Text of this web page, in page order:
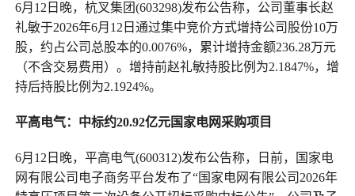
6月12日晚，杭叉集团(603298)发布公告称，公司董事长赵
礼敏于2026年6月12日通过集中竞价方式增持公司股份10万
股，约占公司总股本的0.0076%，累计增持金额236.28万元
（不含交易费用）。增持前赵礼敏持股比例为2.1847%，增
持后持股比例为2.1924%。
平高电气：中标约20.92亿元国家电网采购项目
6月12日晚，平高电气(600312)发布公告称，日前，国家电
网有限公司电子商务平台发布了“国家电网有限公司2026年